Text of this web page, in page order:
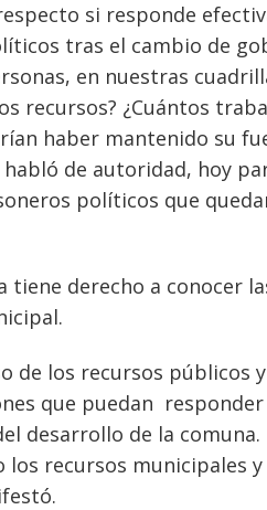
si responde
tras el cambio de
en nuestras
recursos? ¿Cuántos
haber mantenido su
de autoridad, hoy
políticos que
tiene derecho a conocer
de los recursos públicos y
que puedan
desarrollo de la comuna.
los recursos municipales